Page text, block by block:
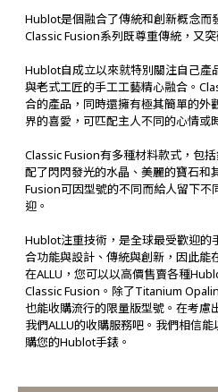
Hublot是個融合了傳統和創新概念而
Classic Fusion系列既尊重傳統，又突
Hublot自成立以來就特別關注自己產
與老式工匠的手工工藝精心融合。
合的產品，同時還擁有極其簡單的外
界的喜愛，可匹配主人不同的心情或
Classic Fusion有多種材料款式，包
配了閃閃發光的水晶、美麗的寶石和
Fusion可因型號的不同而給人留下不
迎。
Hublot注重技術，是全球最受歡迎的
合功能與設計、傳統與創新，因此能
在ALLU，您可以以高價售賣各種
Classic Fusion。除了Titanium
也能收購流行的限量版型號。在考慮
我們ALLU的收購服務吧。我們相信
購您的Hublot手錶。